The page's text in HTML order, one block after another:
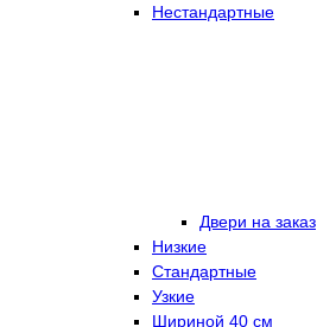
Нестандартные
Двери на заказ
Низкие
Стандартные
Узкие
Шириной 40 см